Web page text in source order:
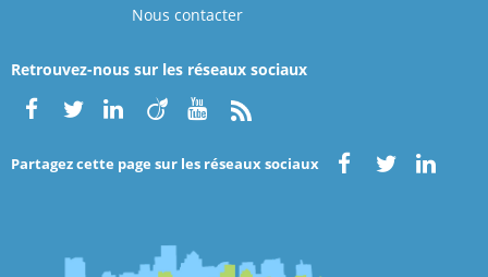
Nous contacter
Retrouvez-nous sur les réseaux sociaux
Partagez cette page sur les réseaux sociaux